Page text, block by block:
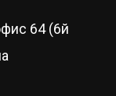
64 (6й